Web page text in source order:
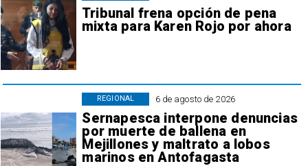
Tribunal frena opción de pena
mixta para Karen Rojo por ahora
6 de agosto de 2026
Sernapesca interpone denuncias
por muerte de ballena en
Mejillones y maltrato a lobos
marinos en Antofagasta
REGIONAL